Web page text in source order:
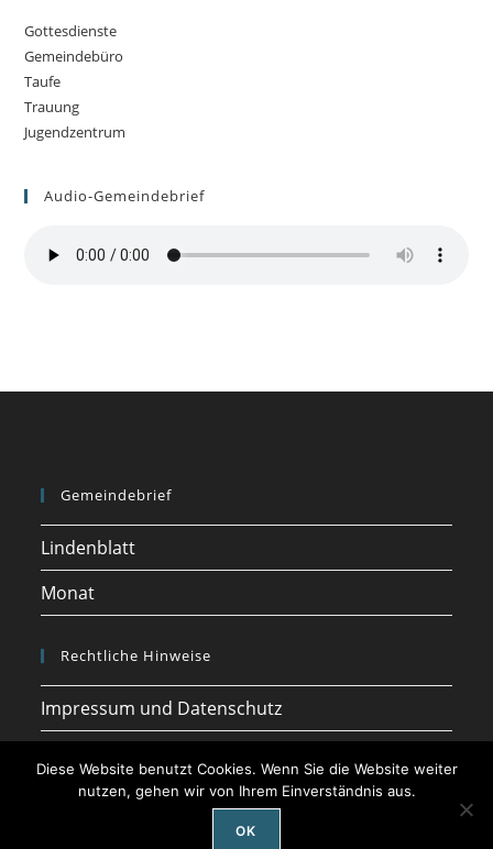
Gottesdienste
Gemeindebüro
Taufe
Trauung
Jugendzentrum
Audio-Gemeindebrief
Gemeindebrief
Lindenblatt
Monat
Rechtliche Hinweise
Impressum und Datenschutz
Diese Website benutzt Cookies. Wenn Sie die Website weiter
nutzen, gehen wir von Ihrem Einverständnis aus.
OK